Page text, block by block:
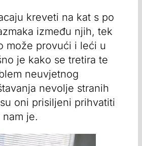
kreveti na kat s po
između njih, tek
može provući i leći u
je kako se tretira te
neuvjetnog
nevolje stranih
oni prisiljeni prihvatiti
nam je.